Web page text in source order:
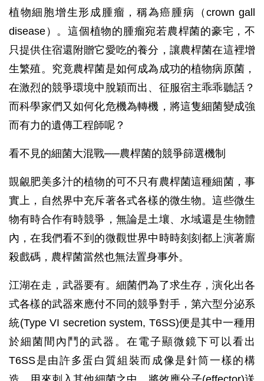
植物細胞增生形成腫瘤，稱為癌腫病（crown gall
disease）。這個植物的腫瘤宛若農桿菌的豪宅，不
只提供住宿還附贈它愛吃的養分，讓農桿菌在這裡增
生繁殖。究竟農桿菌是如何成為成功的植物病原菌，
在激烈的競爭環境中脫穎而出、征服宿主乖乖聽話？
而科學家們又如何化危機為轉機，將這隻細菌變成強
而有力的遺傳工程師呢？
看不見的細菌大混戰──農桿菌的競爭篩選機制
覬覦肥美多汁的植物的可不只有農桿菌這種細菌，事
實上，自然界中充斥著各式各樣的微生物。這些微生
物有時合作有時競爭，無論是土壤、水域還是生物體
內，在我們看不到的微觀世界中時時刻刻都上演著廝
殺戲碼，農桿菌當然也無法置身事外。
江湖在走，武器要有。細菌們為了求生存，演化出各
式各樣的武器來應付不同的競爭對手，第六型分泌系
統(Type VI secretion system, T6SS)便是其中一種用
於細菌間內鬥的武器。在電子顯微鏡下可以看出
T6SS是由許多蛋白質組裝而成像是針筒一樣的構